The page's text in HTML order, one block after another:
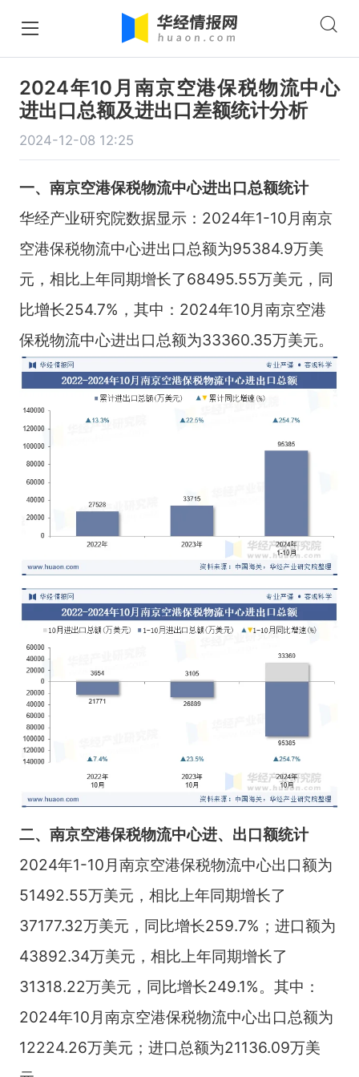
2024年10月南京空港保税物流中心
进出口总额及进出口差额统计分析
2024-12-08 12:25
一、南京空港保税物流中心进出口总额统计
华经产业研究院数据显示：2024年1-10月南京
空港保税物流中心进出口总额为95384.9万美
元，相比上年同期增长了68495.55万美元，同
比增长254.7%，其中：2024年10月南京空港
保税物流中心进出口总额为33360.35万美元。
二、南京空港保税物流中心进、出口额统计
2024年1-10月南京空港保税物流中心出口额为
51492.55万美元，相比上年同期增长了
37177.32万美元，同比增长259.7%；进口额为
43892.34万美元，相比上年同期增长了
31318.22万美元，同比增长249.1%。其中：
2024年10月南京空港保税物流中心出口总额为
12224.26万美元；进口总额为21136.09万美